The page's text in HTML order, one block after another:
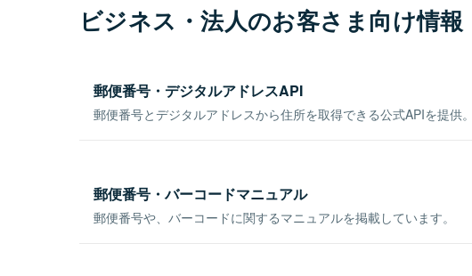
ビジネス・法人のお客さま向け情報
郵便番号・デジタルアドレスAPI
郵便番号とデジタルアドレスから住所を取得できる公式APIを提供。
郵便番号・バーコードマニュアル
郵便番号や、バーコードに関するマニュアルを掲載しています。